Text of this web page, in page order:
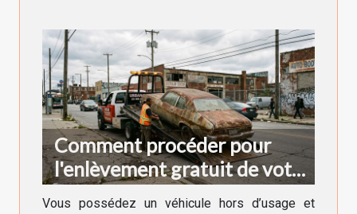
Comment procéder pour
l'enlèvement gratuit de votre
véhicule hors d'usage ?
Vous possédez un véhicule hors d’usage et